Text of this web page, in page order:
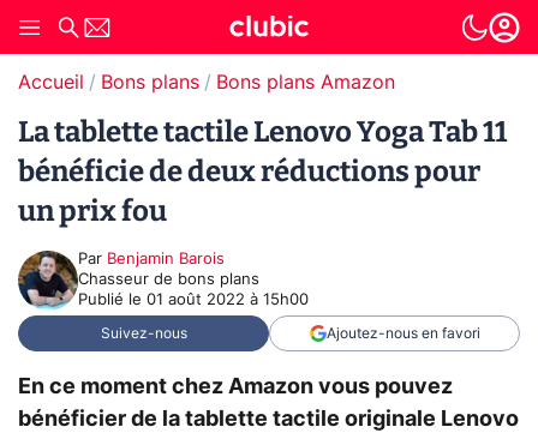
Accueil Bons plans Bons plans Amazon
La tablette tactile Lenovo Yoga Tab 11
bénéficie de deux réductions pour
un prix fou
Par Benjamin Barois
Chasseur de bons plans
Publié le 01 août 2022 à 15h00
Suivez-nous Ajoutez-nous en favori
En ce moment chez Amazon vous pouvez
bénéficier de la tablette tactile originale Lenovo